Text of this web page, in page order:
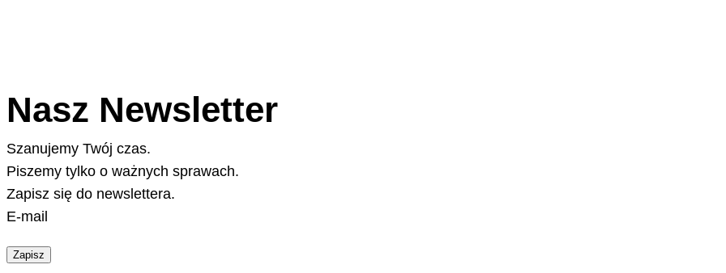
Nasz Newsletter
Szanujemy Twój czas.
Piszemy tylko o ważnych sprawach.
Zapisz się do newslettera.
E-mail
Zapisz